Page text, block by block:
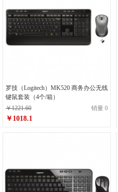
罗技（Logitech）MK520 商务办公无线
键鼠套装（4个/箱）
￥1221.60
销量 0
￥1018.1